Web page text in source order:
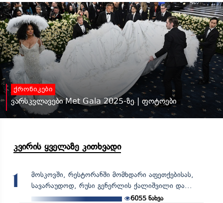
ქრონიკები
ვარსკვლავები Met Gala 2025-ზე | ფოტოები
კვირის ყველაზე კითხვადი
1
მოსკოვში, რესტორანში მომხდარი აფეთქებისას,
სავარაუდოდ, რუსი გენერლის ქალიშვილი და...
6055 ნახვა